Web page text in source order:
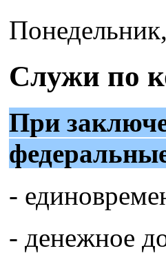
Служи по
При
-
- денежное